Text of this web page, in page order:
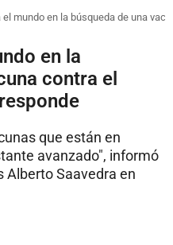
el mundo en la búsqueda de una
en la
contra el
que están en
avanzado", informó
Alberto Saavedra en